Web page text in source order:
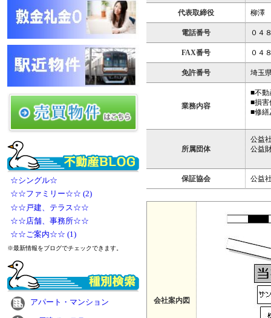
☆シングル☆
☆☆ファミリー☆☆ (2)
☆☆戸建、テラス☆☆
☆☆店舗、事務所☆☆
☆☆ご案内☆☆ (1)
※最新情報をブログでチェックできます。
アパート・マンション
代表取締役 柳澤
電話番号 ０４
FAX番号 ０４
免許番号 埼玉
業務内容
■不動
■損害
■修繕
所属団体
公益
公益
保証協会 公益
会社案内図